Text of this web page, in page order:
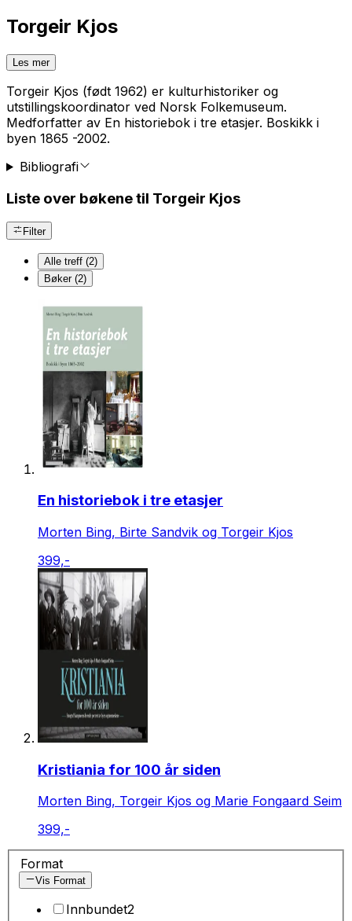
Torgeir Kjos
Les mer
Torgeir Kjos (født 1962) er kulturhistoriker og
utstillingskoordinator ved Norsk Folkemuseum.
Medforfatter av En historiebok i tre etasjer. Boskikk i
byen 1865 -2002.
Bibliografi
Liste over bøkene til Torgeir Kjos
Filter
Alle treff (2)
Bøker (2)
En historiebok i tre etasjer
Morten Bing, Birte Sandvik og Torgeir Kjos
399,-
Kristiania for 100 år siden
Morten Bing, Torgeir Kjos og Marie Fongaard Seim
399,-
Format
Vis Format
Innbundet2